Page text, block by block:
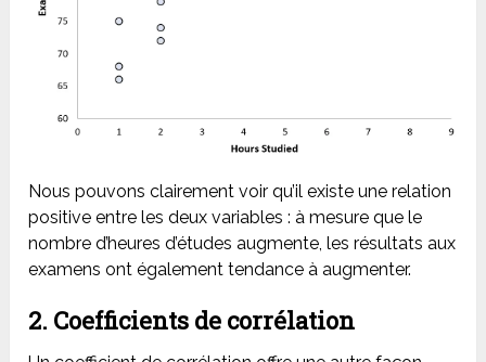
Nous pouvons clairement voir qu’il existe une relation
positive entre les deux variables : à mesure que le
nombre d’heures d’études augmente, les résultats aux
examens ont également tendance à augmenter.
2. Coefficients de corrélation